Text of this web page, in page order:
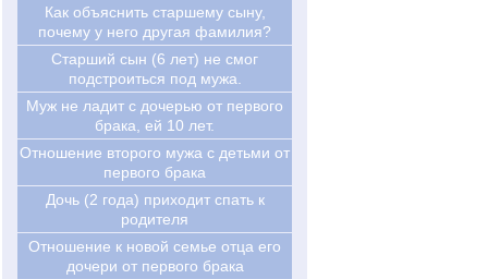
Как объяснить старшему сыну,
почему у него другая фамилия?
Старший сын (6 лет) не смог
подстроиться под мужа.
Муж не ладит с дочерью от первого
брака, ей 10 лет.
Отношение второго мужа с детьми от
первого брака
Дочь (2 года) приходит спать к
родителя
Отношение к новой семье отца его
дочери от первого брака